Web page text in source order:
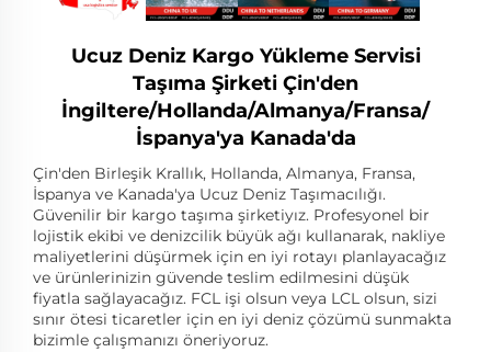
Ucuz Deniz Kargo Yükleme Servisi
Taşıma Şirketi Çin'den
İngiltere/Hollanda/Almanya/Fransa/
İspanya'ya Kanada'da
Çin'den Birleşik Krallık, Hollanda, Almanya, Fransa,
İspanya ve Kanada'ya Ucuz Deniz Taşımacılığı.
Güvenilir bir kargo taşıma şirketiyız. Profesyonel bir
lojistik ekibi ve denizcilik büyük ağı kullanarak, nakliye
maliyetlerini düşürmek için en iyi rotayı planlayacağız
ve ürünlerinizin güvende teslim edilmesini düşük
fiyatla sağlayacağız. FCL işi olsun veya LCL olsun, sizi
sınır ötesi ticaretler için en iyi deniz çözümü sunmakta
bizimle çalışmanızı öneriyoruz.